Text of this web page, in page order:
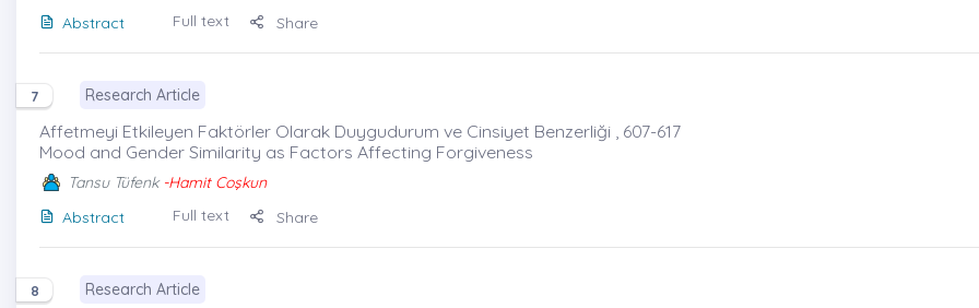
Abstract
Full text Share
7 Research Article
Affetmeyi Etkileyen Faktörler Olarak Duygudurum ve Cinsiyet Benzerliği , 607-617
Mood and Gender Similarity as Factors Affecting Forgiveness
Tansu Tüfenk -Hamit Coşkun
Abstract
Full text Share
8 Research Article